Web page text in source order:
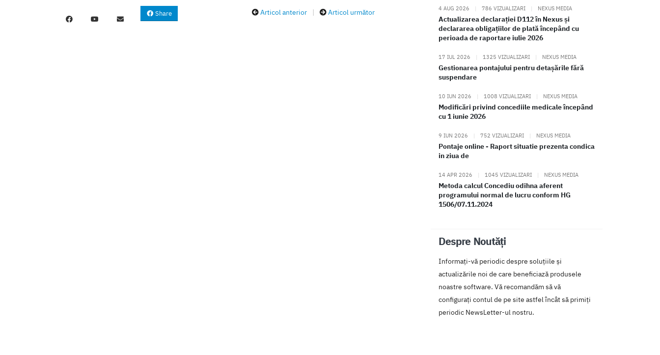
Share Articol anterior | Articol următor 4 AUG 2026 | 786 VIZUALIZARI | NEXUS MEDIA
Actualizarea declarației D112 în Nexus și
declararea obligațiilor de plată începând cu
perioada de raportare iulie 2026
17 IUL 2026 | 1325 VIZUALIZARI | NEXUS MEDIA
Gestionarea pontajului pentru detașările fără
suspendare
10 IUN 2026 | 1008 VIZUALIZARI | NEXUS MEDIA
Modificări privind concediile medicale începând
cu 1 iunie 2026
9 IUN 2026 | 752 VIZUALIZARI | NEXUS MEDIA
Pontaje online - Raport situatie prezenta condica
in ziua de
14 APR 2026 | 1045 VIZUALIZARI | NEXUS MEDIA
Metoda calcul Concediu odihna aferent
programului normal de lucru conform HG
1506/07.11.2024
Despre Noutăți
Informați-vă periodic despre soluțiile și
actualizările noi de care beneficiază produsele
noastre software. Vă recomandăm să vă
configurați contul de pe site astfel încât să primiți
periodic NewsLetter-ul nostru.